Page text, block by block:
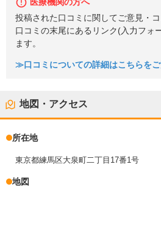
医療機関の方へ
投稿された口コミに関してご意見・
口コミの末尾にあるリンク(入力フォ
ます。
≫口コミについての詳細はこちらをご
地図・アクセス
所在地
東京都練馬区大泉町二丁目17番1号
地図